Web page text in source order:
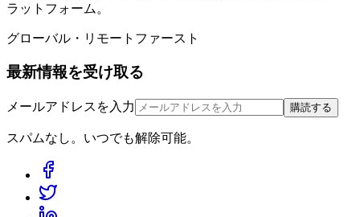
ラットフォーム。
グローバル・リモートファースト
最新情報を受け取る
メールアドレスを入力 購読する
スパムなし。いつでも解除可能。